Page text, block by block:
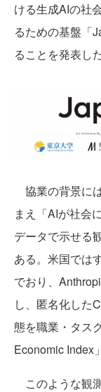
ける生成AIの社
るための基盤「
ることを発表した
協業の背景に
まえ「AIが社会
データで示せる
ある。米国では
でおり、
し、匿名化した
態を職業・タス
Economic Index
このような観